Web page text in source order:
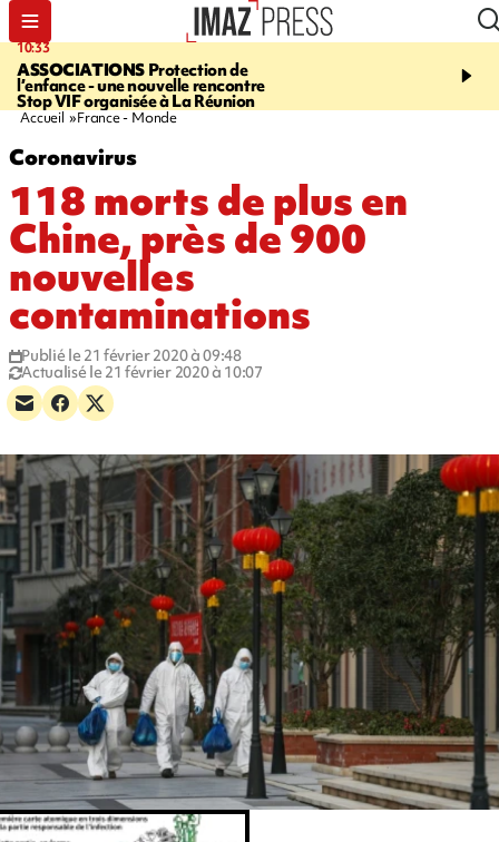
10:33
ASSOCIATIONSProtection de
l’enfance - une nouvelle rencontre
Stop VIF organisée à La Réunion
15:03
Vaste feu
l'ouest du pays, 20.000
Accueil France - Monde
Coronavirus
118 morts de plus en
Chine, près de 900
nouvelles
contaminations
Publié le 21 février 2020 à 09:48
Actualisé le 21 février 2020 à 10:07